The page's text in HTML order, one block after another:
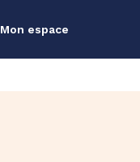
Mon espace